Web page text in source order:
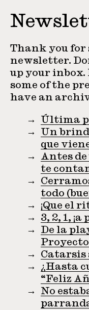
Thank you for
newsletter.
up your
some of the
have an
Última
Un
que
Antes de
te
todo
¡Que el
3, 2, 1,
De la
Catarsis
¿Hasta
“Feliz
No